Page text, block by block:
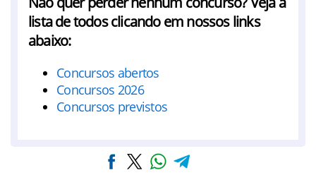
lista de todos clicando em nossos links
abaixo:
Concursos abertos
Concursos 2026
Concursos previstos